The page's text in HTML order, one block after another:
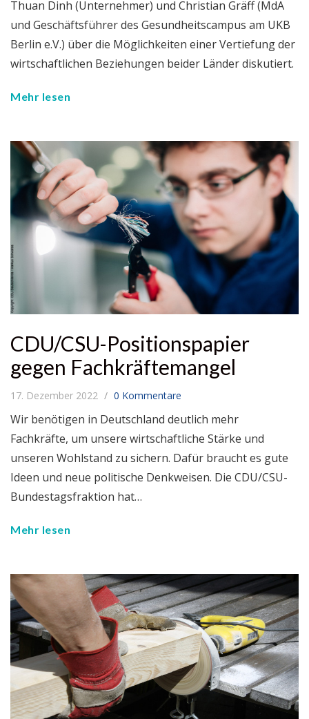
Thuan Dinh (Unternehmer) und Christian Gräff (MdA
und Geschäftsführer des Gesundheitscampus am UKB
Berlin e.V.) über die Möglichkeiten einer Vertiefung der
wirtschaftlichen Beziehungen beider Länder diskutiert.
Mehr lesen
CDU/CSU-Positionspapier
gegen Fachkräftemangel
17. Dezember 2022 0 Kommentare
Wir benötigen in Deutschland deutlich mehr
Fachkräfte, um unsere wirtschaftliche Stärke und
unseren Wohlstand zu sichern. Dafür braucht es gute
Ideen und neue politische Denkweisen. Die CDU/CSU-
Bundestagsfraktion hat…
Mehr lesen